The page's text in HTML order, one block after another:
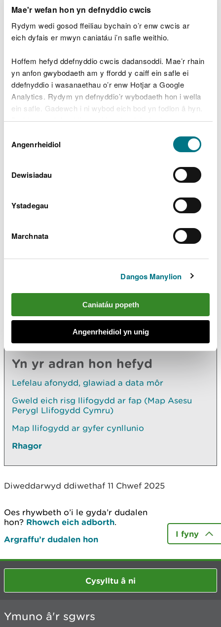
Mae'r wefan hon yn defnyddio cwcis
Rydym wedi gosod ffeiliau bychain o’r enw cwcis ar
eich dyfais er mwyn caniatáu i’n safle weithio.
Hoffem hefyd ddefnyddio cwcis dadansoddi. Mae’r rhain
yn anfon gwybodaeth am y ffordd y caiff ein safle ei
ddefnyddio i wasanaethau o’r enw Hotjar a Google
Analytics. Rydym yn defnyddio’r wybodaeth hon i wella
ein safle. Gadewch i ni wybod eich bod yn fodlon â hyn.
Byddwn yn defnyddio cwci i gadw eich dewis.
Gellirdarllen mwy am ein cwcis cyn i chi ddewis.
Caniatâd
Angenrheidiol
Dewisiadau
Ystadegau
Marchnata
Dangos Manylion
Caniatáu popeth
Angenrheidiol yn unig
Mapiodd Cyfoeth Naturiol Cymru faint cynefin lled-
naturiol Cymru gan ddefnyddio data lloeren
diweddar a’r Map Cynefin Cam 1 cyfredol, oedd
hefyd yn cynnwys dulliau arolygu maes.
Gwnaethom ddarganfod fod 31% o Gymru yn
gynefin lled-naturiol yn 2017-2018, yr un fath ag yn
2016-2017. Ceir gwahaniaeth mawr rhwng
Cymru ar gyfer Dangosydd 43 Deddf Llesiant
Cenedlaethau’r Dyfodol (Cymru) 2015, ardaloedd
Lawrlwythiadau dogfennau
Llinell sylfaen newydd o'r ardal o
PDF [502.1 KB]
Archwilio mwy
Yn yr adran hon hefyd
Lefelau afonydd, glawiad a data môr
Gweld eich risg llifogydd ar fap (Map Asesu
Perygl Llifogydd Cymru)
Map llifogydd ar gyfer cynllunio
Rhagor
Diweddarwyd ddiwethaf 11 Chwef 2025
Oes rhywbeth o’i le gyda’r dudalen
hon? Rhowch eich adborth.
Argraffu’r dudalen hon
I fyny
Cysylltu â ni
Ymuno â'r sgwrs